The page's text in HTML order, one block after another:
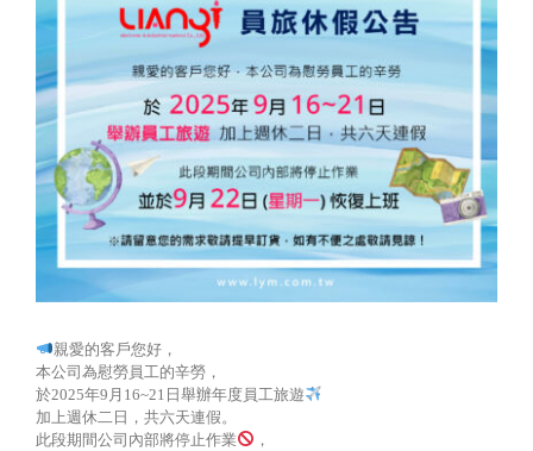
Image
親愛的客戶您好，
本公司為慰勞員工的辛勞，
於2025年9月16~21日舉辦年度員工旅遊
加上週休二日，共六天連假。
此段期間公司內部將停止作業
，